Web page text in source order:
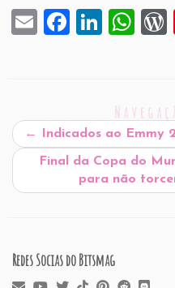
E
F
b
o
o
Li
e
dI
n
W
A
p
p
P
← Indicados ao Emmy
Final da Copa do
para não
Redes Socias do Bitsmag